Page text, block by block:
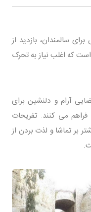
سالمندان، بازدید از
که اغلب نیاز به تحرک
آرام و دلنشین برای
می کنند. تفریحات
بر تماشا و لذت بردن از